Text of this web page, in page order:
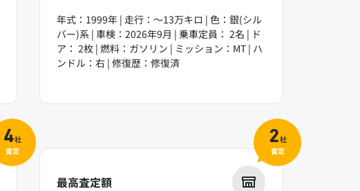
年式：1999年 | 走行：～13万キロ | 色：銀(シル
バー)系 | 車検：2026年9月 | 乗車定員： 2名 | ド
ア： 2枚 | 燃料：ガソリン | ミッション：MT | ハ
ンドル：右 | 修復歴：修復済
4社
査定
最高査定額
2社
査定